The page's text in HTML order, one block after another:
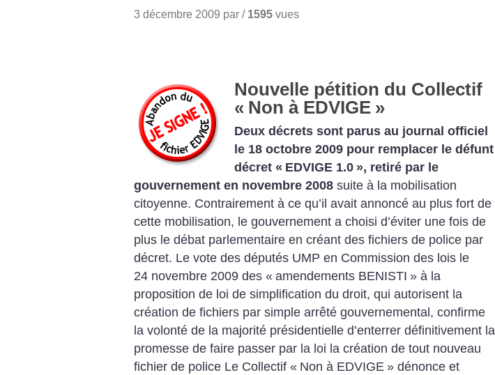
3 décembre 2009 par / 1595 vues
Nouvelle pétition du Collectif
« Non à EDVIGE »
Deux décrets sont parus au journal officiel
le 18 octobre 2009 pour remplacer le défunt
décret « EDVIGE 1.0 », retiré par le
gouvernement en novembre 2008 suite à la mobilisation
citoyenne. Contrairement à ce qu’il avait annoncé au plus fort de
cette mobilisation, le gouvernement a choisi d’éviter une fois de
plus le débat parlementaire en créant des fichiers de police par
décret. Le vote des députés UMP en Commission des lois le
24 novembre 2009 des « amendements BENISTI » à la
proposition de loi de simplification du droit, qui autorisent la
création de fichiers par simple arrêté gouvernemental, confirme
la volonté de la majorité présidentielle d’enterrer définitivement la
promesse de faire passer par la loi la création de tout nouveau
fichier de police Le Collectif « Non à EDVIGE » dénonce et